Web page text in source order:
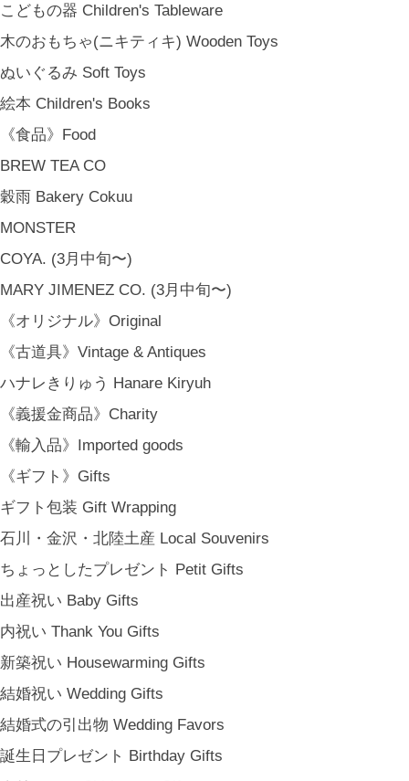
こどもの器 Children's Tableware
木のおもちゃ(ニキティキ) Wooden Toys
ぬいぐるみ Soft Toys
絵本 Children's Books
《食品》Food
BREW TEA CO
穀雨 Bakery Cokuu
MONSTER
COYA. (3月中旬〜)
MARY JIMENEZ CO. (3月中旬〜)
《オリジナル》Original
《古道具》Vintage & Antiques
ハナレきりゅう Hanare Kiryuh
《義援金商品》Charity
《輸入品》Imported goods
《ギフト》Gifts
ギフト包装 Gift Wrapping
石川・金沢・北陸土産 Local Souvenirs
ちょっとしたプレゼント Petit Gifts
出産祝い Baby Gifts
内祝い Thank You Gifts
新築祝い Housewarming Gifts
結婚祝い Wedding Gifts
結婚式の引出物 Wedding Favors
誕生日プレゼント Birthday Gifts
金沢・北陸で生まれたさまざまな作品を中心に、物語を宿し、使う人の
日常という大切な時間にそっと寄り添う品々をキュレート。それぞれの
美しさに、和と洋、OLD & NEW のインスピレーションを重ね、暮らし
カーサ・ルア] 石川県金沢市尾張町2-14-20 八百萬本舗 内 casa rua / A
RU / icca / icca nicca Home Page Production & Photos by rua., co. ltd
[ MENU ]
HOME
SHOPPING GUIDE
FAQ
BLOG
CONTACT
TOP